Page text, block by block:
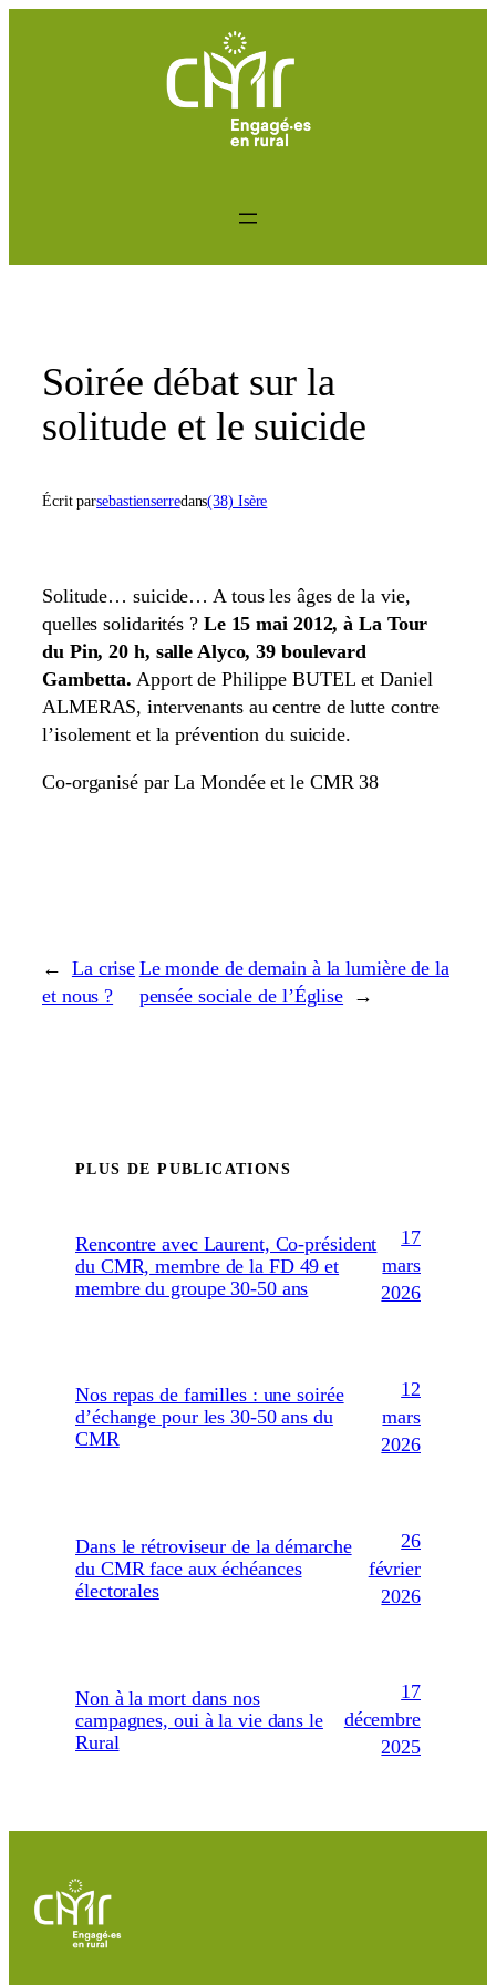
Soirée débat sur la
solitude et le suicide
Écrit parsebastienserredans(38) Isère
Solitude… suicide… A tous les âges de la vie,
quelles solidarités ? Le 15 mai 2012, à La Tour
du Pin, 20 h, salle Alyco, 39 boulevard
Gambetta. Apport de Philippe BUTEL et Daniel
ALMERAS, intervenants au centre de lutte contre
l’isolement et la prévention du suicide.
Co-organisé par La Mondée et le CMR 38
← La crise
et nous ?
Le monde de demain à la lumière de la
pensée sociale de l’Église →
PLUS DE PUBLICATIONS
Rencontre avec Laurent, Co-président
du CMR, membre de la FD 49 et
membre du groupe 30-50 ans
17
mars
2026
Nos repas de familles : une soirée
d’échange pour les 30-50 ans du
CMR
12
mars
2026
Dans le rétroviseur de la démarche
du CMR face aux échéances
électorales
26
février
2026
Non à la mort dans nos
campagnes, oui à la vie dans le
Rural
17
décembre
2025